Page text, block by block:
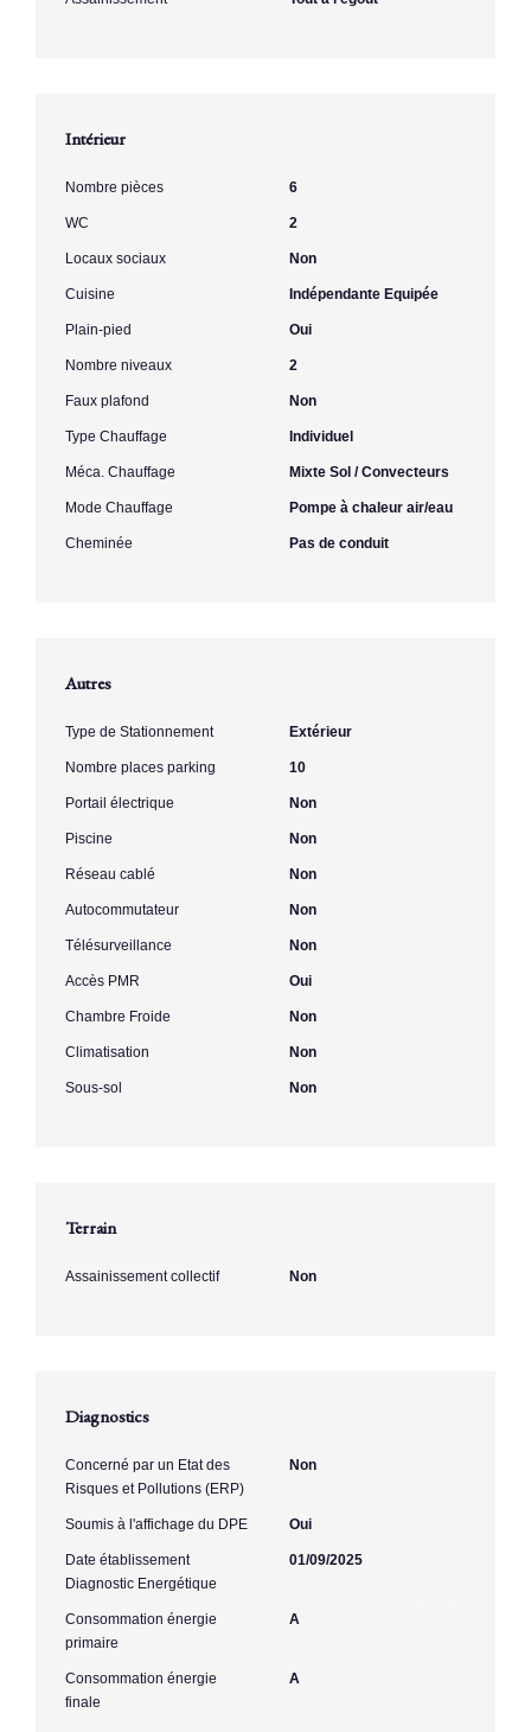
Intérieur
Nombre pièces 6
WC 2
Locaux sociaux Non
Cuisine Indépendante Equipée
Plain-pied Oui
Nombre niveaux 2
Faux plafond Non
Type Chauffage Individuel
Méca. Chauffage Mixte Sol / Convecteurs
Mode Chauffage Pompe à chaleur air/eau
Cheminée Pas de conduit
Autres
Type de Stationnement Extérieur
Nombre places parking 10
Portail électrique Non
Piscine Non
Réseau cablé Non
Autocommutateur Non
Télésurveillance Non
Accès PMR Oui
Chambre Froide Non
Climatisation Non
Sous-sol Non
Terrain
Assainissement collectif Non
Diagnostics
Concerné par un Etat des
Risques et Pollutions (ERP)
Non
Soumis à l'affichage du DPE Oui
Date établissement
Diagnostic Energétique
01/09/2025
Consommation énergie
primaire
A
Consommation énergie
finale
A